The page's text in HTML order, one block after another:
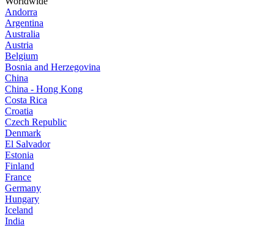
Andorra
Argentina
Australia
Austria
Belgium
Bosnia and Herzegovina
China
China - Hong Kong
Costa Rica
Croatia
Czech Republic
Denmark
El Salvador
Estonia
Finland
France
Germany
Hungary
Iceland
India